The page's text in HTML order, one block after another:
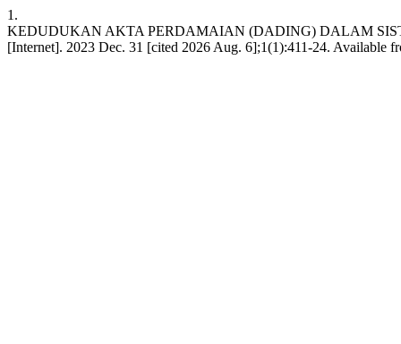
1.
KEDUDUKAN AKTA PERDAMAIAN (DADING) DALAM
[Internet]. 2023 Dec. 31 [cited 2026 Aug. 6];1(1):411-24. Available